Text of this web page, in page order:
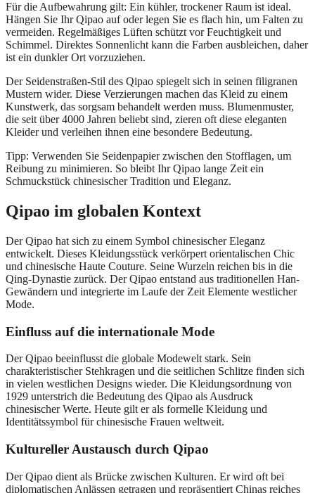
Für die Aufbewahrung gilt: Ein kühler, trockener Raum ist ideal.
Hängen Sie Ihr Qipao auf oder legen Sie es flach hin, um Falten zu
vermeiden. Regelmäßiges Lüften schützt vor Feuchtigkeit und
Schimmel. Direktes Sonnenlicht kann die Farben ausbleichen, daher
ist ein dunkler Ort vorzuziehen.
Der Seidenstraßen-Stil des Qipao spiegelt sich in seinen filigranen
Mustern wider. Diese Verzierungen machen das Kleid zu einem
Kunstwerk, das sorgsam behandelt werden muss. Blumenmuster,
die seit über 4000 Jahren beliebt sind, zieren oft diese eleganten
Kleider und verleihen ihnen eine besondere Bedeutung.
Tipp: Verwenden Sie Seidenpapier zwischen den Stofflagen, um
Reibung zu minimieren. So bleibt Ihr Qipao lange Zeit ein
Schmuckstück chinesischer Tradition und Eleganz.
Qipao im globalen Kontext
Der Qipao hat sich zu einem Symbol chinesischer Eleganz
entwickelt. Dieses Kleidungsstück verkörpert orientalischen Chic
und chinesische Haute Couture. Seine Wurzeln reichen bis in die
Qing-Dynastie zurück. Der Qipao entstand aus traditionellen Han-
Gewändern und integrierte im Laufe der Zeit Elemente westlicher
Mode.
Einfluss auf die internationale Mode
Der Qipao beeinflusst die globale Modewelt stark. Sein
charakteristischer Stehkragen und die seitlichen Schlitze finden sich
in vielen westlichen Designs wieder. Die Kleidungsordnung von
1929 unterstrich die Bedeutung des Qipao als Ausdruck
chinesischer Werte. Heute gilt er als formelle Kleidung und
Identitätssymbol für chinesische Frauen weltweit.
Kultureller Austausch durch Qipao
Der Qipao dient als Brücke zwischen Kulturen. Er wird oft bei
diplomatischen Anlässen getragen und repräsentiert Chinas reiches